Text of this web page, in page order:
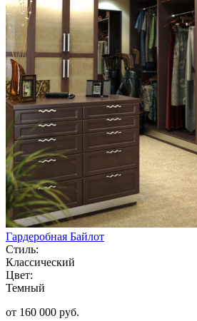
Гардеробная Байлот
Стиль:
Классический
Цвет:
Темный
от 160 000 руб.